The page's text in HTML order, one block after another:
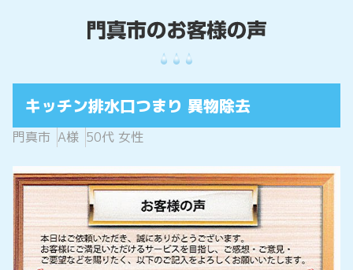
キッチン排水口つまり 異物除去
門真市 A様 50代 女性